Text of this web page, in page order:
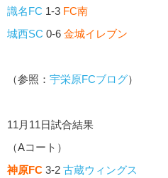
識名FC 1-3 FC南
城西SC 0-6 金城イレブン
（参照： 宇栄原FCブログ）
11月11日試合結果
（Aコート）
神原FC 3-2 古蔵ウィングス